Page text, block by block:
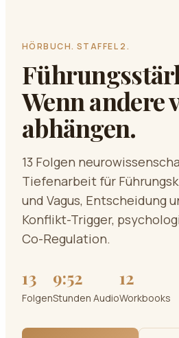
HÖRBUCH. STAFFEL 2.
Wenn andere
abhängen.
13 Folgen
Tiefenarbeit für
und Vagus, Entscheidung
Konflikt-Trigger,
Co-Regulation.
13
Folgen
9:52
Stunden Audio
12
Workbooks